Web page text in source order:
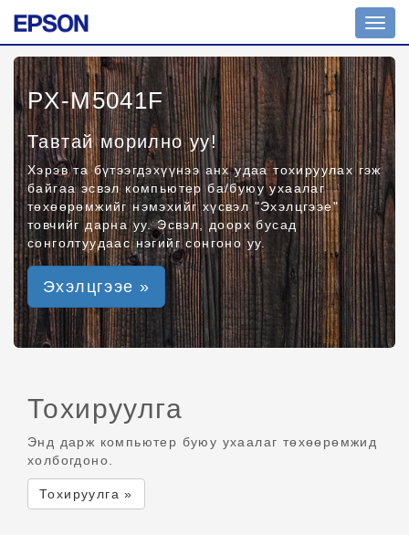
PX-M5041F
Тавтай морилно уу!
Хэрэв та бүтээгдэхүүнээ анх удаа тохируулах гэж
байгаа эсвэл компьютер ба/буюу ухаалаг
төхөөрөмжийг нэмэхийг хүсвэл "Эхэлцгээе"
товчийг дарна уу. Эсвэл, доорх бусад
сонголтуудаас нэгийг сонгоно уу.
Эхэлцгээе »
Тохируулга
Энд дарж компьютер буюу ухаалаг төхөөрөмжид
холбогдоно.
Тохируулга »